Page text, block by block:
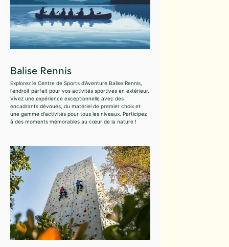
Balise Rennis
Explorez le Centre de Sports d'Aventure Balise Rennis,
l'endroit parfait pour vos activités sportives en extérieur.
Vivez une expérience exceptionnelle avec des
encadrants dévoués, du matériel de premier choix et
une gamme d'activités pour tous les niveaux. Participez
à des moments mémorables au cœur de la nature !